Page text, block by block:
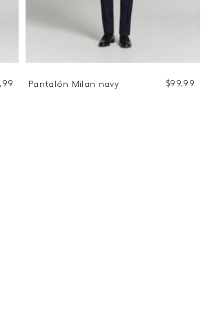
99 Pantalón Milan navy $99 99